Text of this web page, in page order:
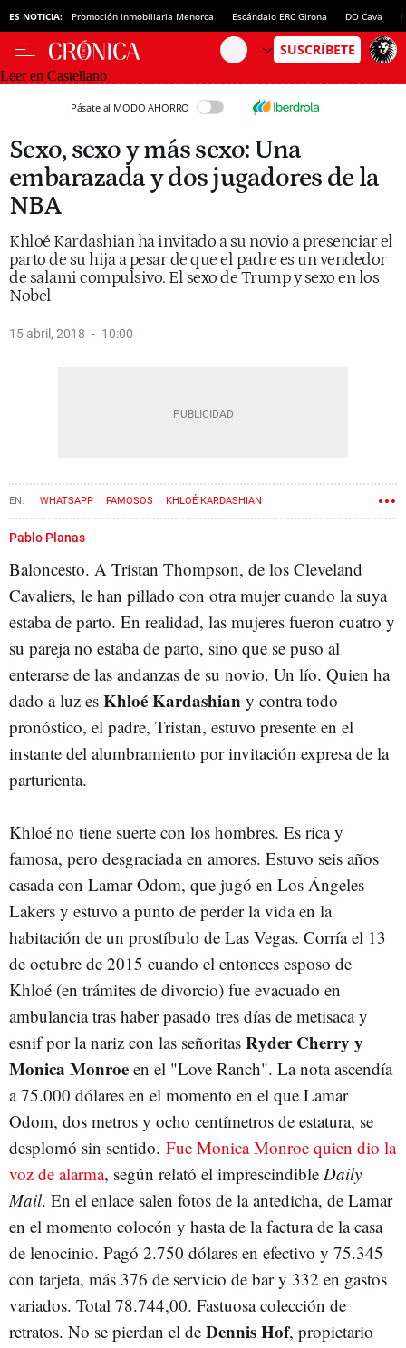
ES NOTICIA: Promoción inmobiliaria Menorca Escándalo ERC Girona DO Cava
Leer en Castellano
Pásate al MODO AHORRO
Sexo, sexo y más sexo: Una
embarazada y dos jugadores de la
NBA
Khloé Kardashian ha invitado a su novio a presenciar el
parto de su hija a pesar de que el padre es un vendedor
de salami compulsivo. El sexo de Trump y sexo en los
Nobel
15 abril, 2018 10:00
WHATSAPP FAMOSOS KHLOÉ KARDASHIAN
Pablo Planas
Baloncesto. A Tristan Thompson, de los Cleveland
Cavaliers, le han pillado con otra mujer cuando la suya
estaba de parto. En realidad, las mujeres fueron cuatro y
su pareja no estaba de parto, sino que se puso al
enterarse de las andanzas de su novio. Un lío. Quien ha
dado a luz es Khloé Kardashian y contra todo
pronóstico, el padre, Tristan, estuvo presente en el
instante del alumbramiento por invitación expresa de la
parturienta.
Khloé no tiene suerte con los hombres. Es rica y
famosa, pero desgraciada en amores. Estuvo seis años
casada con Lamar Odom, que jugó en Los Ángeles
Lakers y estuvo a punto de perder la vida en la
habitación de un prostíbulo de Las Vegas. Corría el 13
de octubre de 2015 cuando el entonces esposo de
Khloé (en trámites de divorcio) fue evacuado en
ambulancia tras haber pasado tres días de metisaca y
esnif por la nariz con las señoritas Ryder Cherry y
Monica Monroe en el "Love Ranch". La nota ascendía
a 75.000 dólares en el momento en el que Lamar
Odom, dos metros y ocho centímetros de estatura, se
desplomó sin sentido. Fue Monica Monroe quien dio la
voz de alarma, según relató el imprescindible Daily
Mail. En el enlace salen fotos de la antedicha, de Lamar
en el momento colocón y hasta de la factura de la casa
de lenocinio. Pagó 2.750 dólares en efectivo y 75.345
con tarjeta, más 376 de servicio de bar y 332 en gastos
variados. Total 78.744,00. Fastuosa colección de
retratos. No se pierdan el de Dennis Hof, propietario